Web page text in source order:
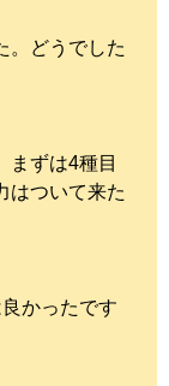
。どうでした
まずは4種目
はついて来た
かったです